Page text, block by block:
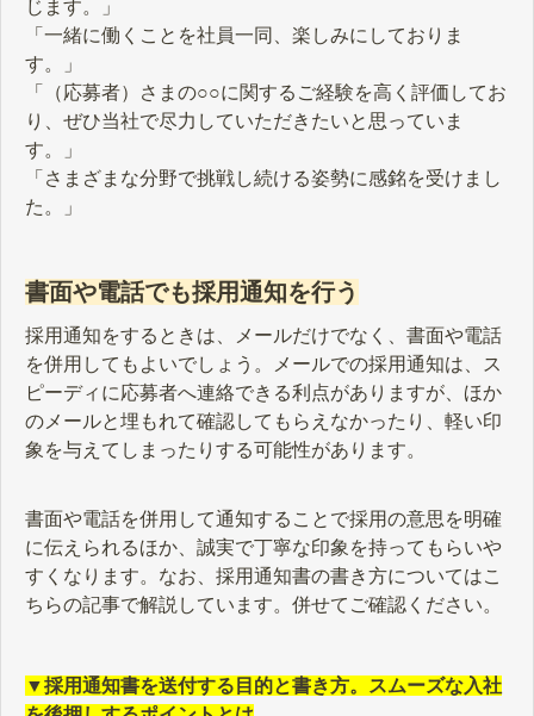
じます。」
「一緒に働くことを社員一同、楽しみにしておりま
す。」
「（応募者）さまの○○に関するご経験を高く評価してお
り、ぜひ当社で尽力していただきたいと思っていま
す。」
「さまざまな分野で挑戦し続ける姿勢に感銘を受けまし
た。」
書面や電話でも採用通知を行う
採用通知をするときは、メールだけでなく、書面や電話
を併用してもよいでしょう。メールでの採用通知は、ス
ピーディに応募者へ連絡できる利点がありますが、ほか
のメールと埋もれて確認してもらえなかったり、軽い印
象を与えてしまったりする可能性があります。
書面や電話を併用して通知することで採用の意思を明確
に伝えられるほか、誠実で丁寧な印象を持ってもらいや
すくなります。なお、採用通知書の書き方についてはこ
ちらの記事で解説しています。併せてご確認ください。
▼採用通知書を送付する目的と書き方。スムーズな入社